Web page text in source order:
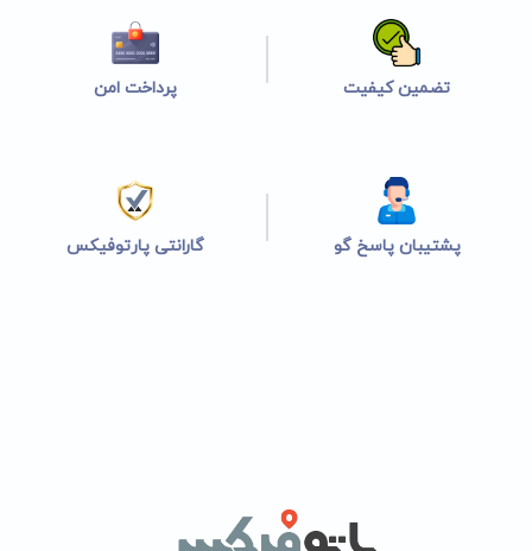
تضمین کیفیت پرداخت امن
پشتیبان پاسخ گو گارانتی پارتوفیکس